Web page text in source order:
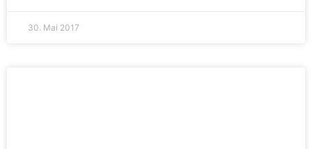
30. Mai 2017